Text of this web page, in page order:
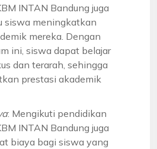
INTAN Bandung juga
siswa meningkatkan
mereka. Dengan
ini, siswa dapat belajar
dan terarah, sehingga
prestasi akademik
: Mengikuti pendidikan
INTAN Bandung juga
biaya bagi siswa yang